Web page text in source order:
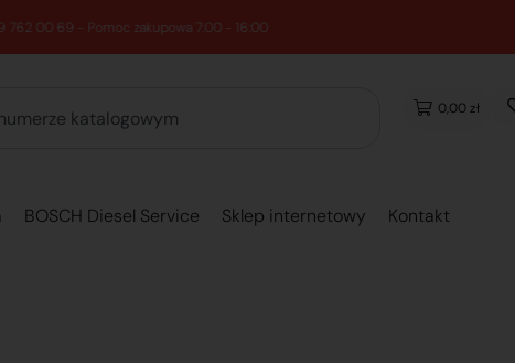
00 69 - Pomoc zakupowa 7:00 - 16:00
0,00 zł
BOSCH Diesel Service Sklep internetowy Kontakt